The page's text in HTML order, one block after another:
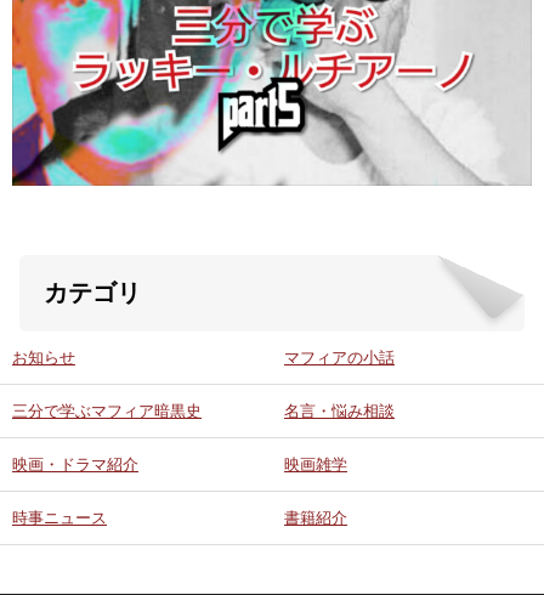
時事ニュース 書籍紹介
ABOUT US
当店の紹介
お問い合わせ
カテゴリ
お知らせ マフィアの小話
三分で学ぶマフィア暗黒史 名言・悩み相談
映画・ドラマ紹介 映画雑学
時事ニュース 書籍紹介